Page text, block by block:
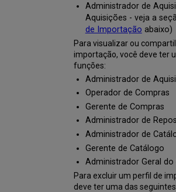
Perfis
Importação
Abas
Página
Importação
Ações
Disponíveis
Importação
Administrador de
Aquisições - veja a
de Importação abaixo)
Para visualizar ou
importação, você deve ter
funções:
Administrador de
Operador de Compras
Gerente de Compras
Administrador de
Administrador de
Gerente de Catálogo
Administrador Geral do
Para excluir um perfil de
deve ter uma das